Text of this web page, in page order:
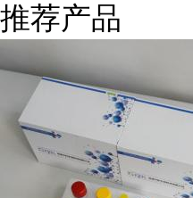
推荐产品